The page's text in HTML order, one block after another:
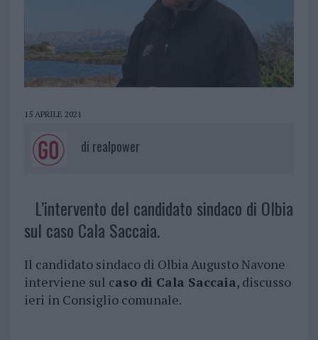
15 APRILE 2021
di realpower
L’intervento del candidato sindaco di Olbia
sul caso Cala Saccaia.
Il candidato sindaco di Olbia Augusto Navone
interviene sul caso di Cala Saccaia, discusso
ieri in Consiglio comunale.